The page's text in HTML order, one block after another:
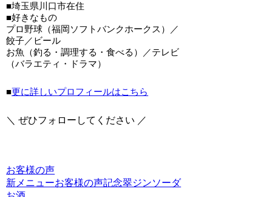
■埼玉県川口市在住
■好きなもの
プロ野球（福岡ソフトバンクホークス）／
餃子／ビール
お魚（釣る・調理する・食べる）／テレビ
（バラエティ・ドラマ）
■更に詳しいプロフィールはこちら
＼ ぜひフォローしてください ／
お客様の声
新メニューお客様の声記念翠ジンソーダ